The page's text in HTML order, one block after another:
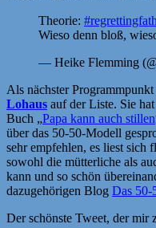
Theorie:
Wieso denn bloß,
— Heike Flemming
Als nächster Programmpunkt
Lohaus auf der Liste. Sie
Buch „Papa kann auch stillen
über das 50-50-Modell
sehr empfehlen, es liest sich
sowohl die mütterliche als
kann und so schön
dazugehörigen Blog Das 50-
Der schönste Tweet, der mir